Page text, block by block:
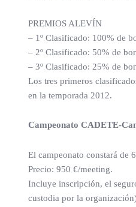
PREMIOS ALEVÍN
– 1º Clasificado: 100% de
– 2º Clasificado: 50% de
– 3º Clasificado: 25% de
Los tres primeros
en la temporada 2012.
Campeonato CADETE-
El campeonato constará de
Precio: 950 €/meeting.
Incluye inscripción, el
custodia por la